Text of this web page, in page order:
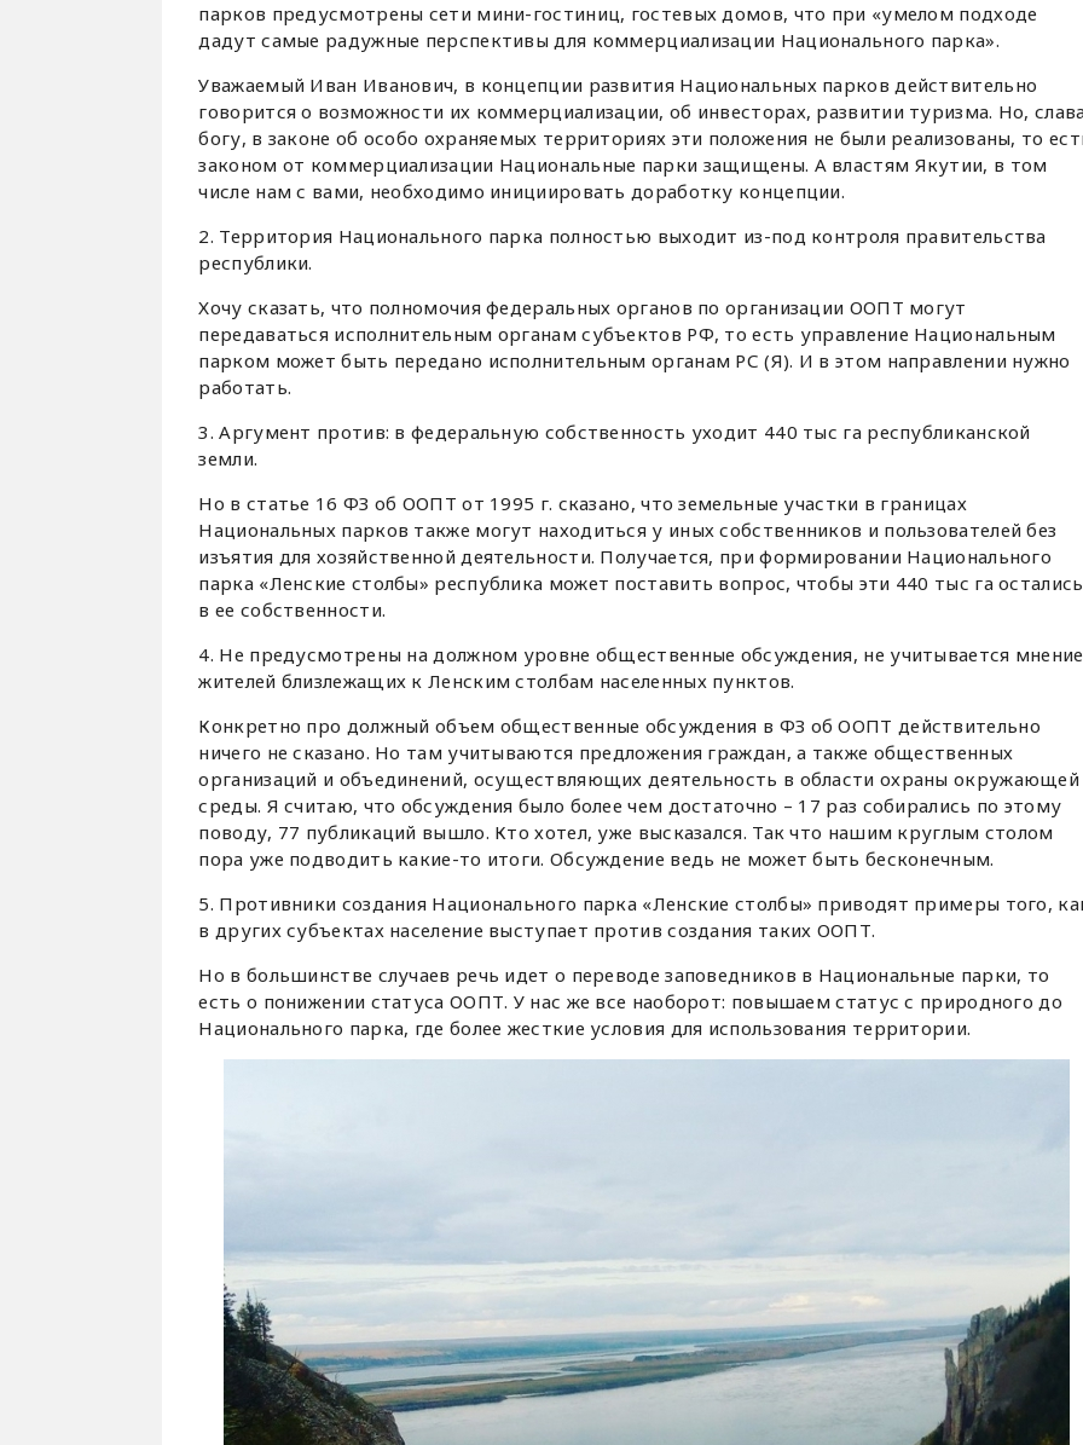
парков предусмотрены сети мини-гостиниц, гостевых домов, что при «умелом подходе
дадут самые радужные перспективы для коммерциализации Национального парка».
Уважаемый Иван Иванович, в концепции развития Национальных парков действительно
говорится о возможности их коммерциализации, об инвесторах, развитии туризма. Но,
богу, в законе об особо охраняемых территориях эти положения не были реализованы, то
законом от коммерциализации Национальные парки защищены. А властям Якутии, в том
числе нам с вами, необходимо инициировать доработку концепции.
2. Территория Национального парка полностью выходит из-под контроля правительства
республики.
Хочу сказать, что полномочия федеральных органов по организации ООПТ могут
передаваться исполнительным органам субъектов РФ, то есть управление Национальным
парком может быть передано исполнительным органам РС (Я). И в этом направлении нужно
работать.
3. Аргумент против: в федеральную собственность уходит 440 тыс га республиканской
земли.
Но в статье 16 ФЗ об ООПТ от 1995 г. сказано, что земельные участки в границах
Национальных парков также могут находиться у иных собственников и пользователей без
изъятия для хозяйственной деятельности. Получается, при формировании Национального
парка «Ленские столбы» республика может поставить вопрос, чтобы эти 440 тыс га остались
в ее собственности.
4. Не предусмотрены на должном уровне общественные обсуждения, не учитывается мнение
жителей близлежащих к Ленским столбам населенных пунктов.
Конкретно про должный объем общественные обсуждения в ФЗ об ООПТ действительно
ничего не сказано. Но там учитываются предложения граждан, а также общественных
организаций и объединений, осуществляющих деятельность в области охраны окружающей
среды. Я считаю, что обсуждения было более чем достаточно – 17 раз собирались по этому
поводу, 77 публикаций вышло. Кто хотел, уже высказался. Так что нашим круглым столом
пора уже подводить какие-то итоги. Обсуждение ведь не может быть бесконечным.
5. Противники создания Национального парка «Ленские столбы» приводят примеры того,
в других субъектах население выступает против создания таких ООПТ.
Но в большинстве случаев речь идет о переводе заповедников в Национальные парки, то
есть о понижении статуса ООПТ. У нас же все наоборот: повышаем статус с природного до
Национального парка, где более жесткие условия для использования территории.